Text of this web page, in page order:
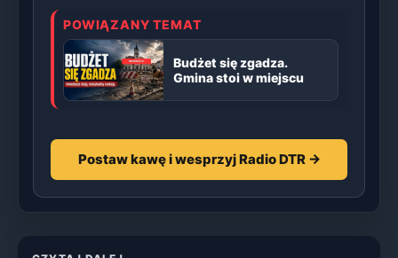
POWIĄZANY TEMAT
Budżet się zgadza.
Gmina stoi w miejscu
Postaw kawę i wesprzyj Radio DTR →